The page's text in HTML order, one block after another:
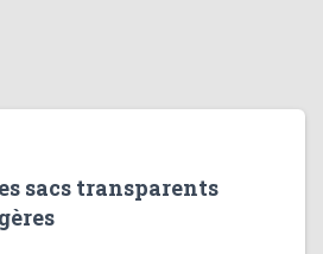
sacs transparents